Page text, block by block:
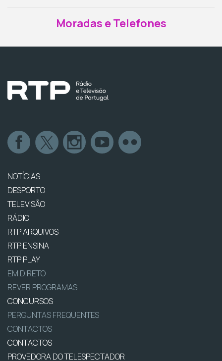
Moradas e Telefones
NOTÍCIAS
DESPORTO
TELEVISÃO
RÁDIO
RTP ARQUIVOS
RTP ENSINA
RTP PLAY
EM DIRETO
REVER PROGRAMAS
CONCURSOS
PERGUNTAS FREQUENTES
CONTACTOS
CONTACTOS
PROVEDORA DO TELESPECTADOR